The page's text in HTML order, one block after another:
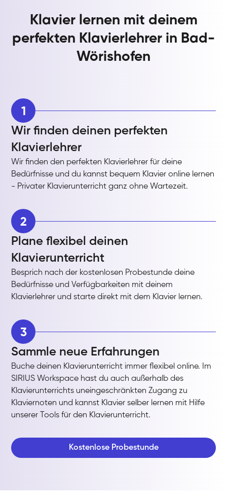
Klavier lernen mit deinem
perfekten Klavierlehrer in Bad-
Wörishofen
1
Wir finden deinen perfekten
Klavierlehrer
Wir finden den perfekten Klavierlehrer für deine
Bedürfnisse und du kannst bequem Klavier online lernen
- Privater Klavierunterricht ganz ohne Wartezeit.
2
Plane flexibel deinen
Klavierunterricht
Besprich nach der kostenlosen Probestunde deine
Bedürfnisse und Verfügbarkeiten mit deinem
Klavierlehrer und starte direkt mit dem Klavier lernen.
3
Sammle neue Erfahrungen
Buche deinen Klavierunterricht immer flexibel online. Im
SIRIUS Workspace hast du auch außerhalb des
Klavierunterrichts uneingeschränkten Zugang zu
Klaviernoten und kannst Klavier selber lernen mit Hilfe
unserer Tools für den Klavierunterricht.
Kostenlose Probestunde